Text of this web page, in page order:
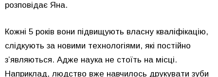
розповідає Яна.
Кожні 5 років вони підвищують власну кваліфікацію,
слідкують за новими технологіями, які постійно
з’являються. Адже наука не стоїть на місці.
Наприклад, людство вже навчилось друкувати зуби